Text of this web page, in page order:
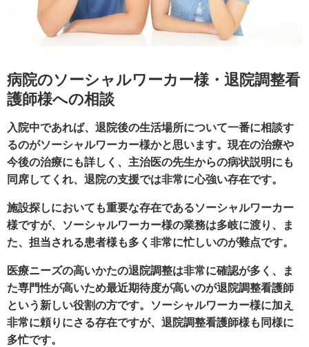
病院のソーシャルワーカー様・退院調整看
護師様への相談
入院中であれば、退院後の生活場所について一番に相談す
るのがソーシャルワーカー様かと思います。現在の治療や
今後の治療にも詳しく、主治医の先生からの病状説明にも
同席してくれ、退院の支援では非常に心強い存在です。
施設探しにおいても重要な存在であるソーシャルワーカー
様ですが、ソーシャルワーカー様の業務は多岐に渡り、ま
た、担当される患者様も多く非常に忙しいのが難点です。
医療ニーズの高いかたの退院調整は非常に確認が多く、ま
た専門性が高いため最近期待度が高いのが退院調整看護師
という新しい役割の方です。ソーシャルワーカー様に加え
非常に頼りにさる存在ですが、退院調整看護師様も同様に
多忙です。